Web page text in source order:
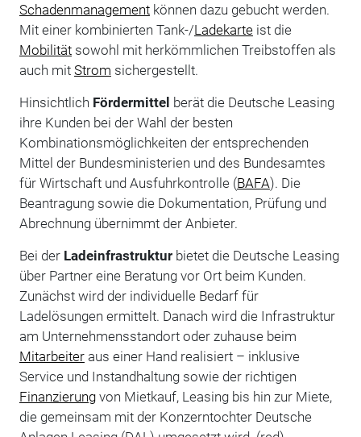
Schadenmanagementkönnen dazu gebucht werden.
Mit einer kombinierten Tank-/Ladekarteist die
Mobilitätsowohl mit herkömmlichen Treibstoffen als
auch mit Strom sichergestellt.
Hinsichtlich Fördermittel berät die Deutsche Leasing
ihre Kunden bei der Wahl der besten
Kombinationsmöglichkeiten der entsprechenden
Mittel der Bundesministerien und des Bundesamtes
für Wirtschaft und Ausfuhrkontrolle (BAFA). Die
Beantragung sowie die Dokumentation, Prüfung und
Abrechnung übernimmt der Anbieter.
Bei der Ladeinfrastrukturbietet die Deutsche Leasing
über Partner eine Beratung vor Ort beim Kunden.
Zunächst wird der individuelle Bedarf für
Ladelösungen ermittelt. Danach wird die Infrastruktur
am Unternehmensstandort oder zuhause beim
Mitarbeiteraus einer Hand realisiert – inklusive
Service und Instandhaltung sowie der richtigen
Finanzierungvon Mietkauf, Leasing bis hin zur Miete,
die gemeinsam mit der Konzerntochter Deutsche